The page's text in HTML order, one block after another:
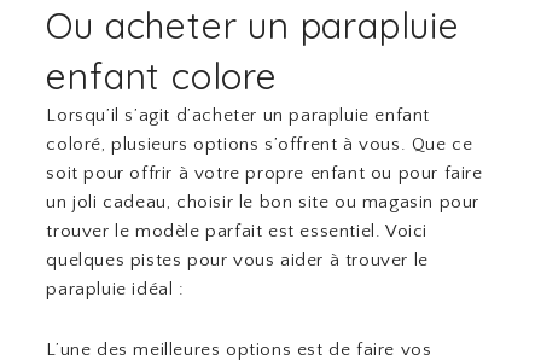
Ou acheter un parapluie
enfant colore
Lorsqu’il s’agit d’acheter un parapluie enfant
coloré, plusieurs options s’offrent à vous. Que ce
soit pour offrir à votre propre enfant ou pour faire
un joli cadeau, choisir le bon site ou magasin pour
trouver le modèle parfait est essentiel. Voici
quelques pistes pour vous aider à trouver le
parapluie idéal :
L’une des meilleures options est de faire vos